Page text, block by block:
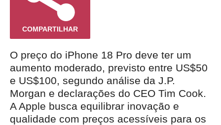
COMPARTILHAR
O preço do iPhone 18 Pro deve ter um
aumento moderado, previsto entre US$50
e US$100, segundo análise da J.P.
Morgan e declarações do CEO Tim Cook.
A Apple busca equilibrar inovação e
qualidade com preços acessíveis para os